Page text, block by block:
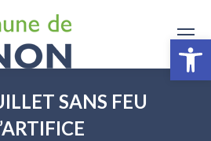
SANS FEU